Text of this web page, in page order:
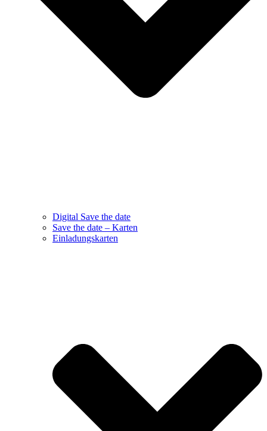
Digital Save the date
Save the date – Karten
Einladungskarten